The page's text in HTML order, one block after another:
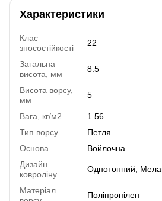
Характеристики
Клас
зносостійкості
22
Загальна
висота, мм
8.5
Висота ворсу,
мм
5
Вага, кг/м2
1.56
Тип ворсу
Петля
Основа
Войлочна
Дизайн
ковроліну
Однотонний,
Матеріал
Поліпропілен